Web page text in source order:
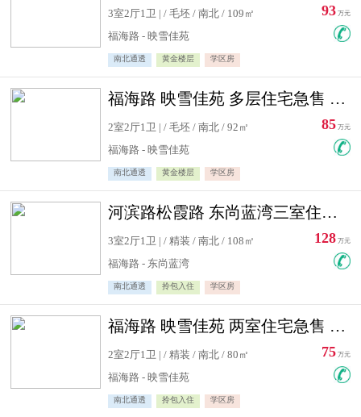
3室2厅1卫 | / 毛坯 / 南北 / 109㎡
福海路 - 映雪佳苑
南北通透 黄金楼层 学区房
93 万元
福海路 映雪佳苑 多层住宅急售 可公积金贷款
2室2厅1卫 | / 毛坯 / 南北 / 92㎡
福海路 - 映雪佳苑
南北通透 黄金楼层 学区房
85 万元
河滨路松霞路 东尚蓝湾三室住宅急售
3室2厅1卫 | / 精装 / 南北 / 108㎡
福海路 - 东尚蓝湾
南北通透 拎包入住 学区房
128 万元
福海路 映雪佳苑 两室住宅急售 可公积金贷款
2室2厅1卫 | / 精装 / 南北 / 80㎡
福海路 - 映雪佳苑
南北通透 拎包入住 学区房
75 万元